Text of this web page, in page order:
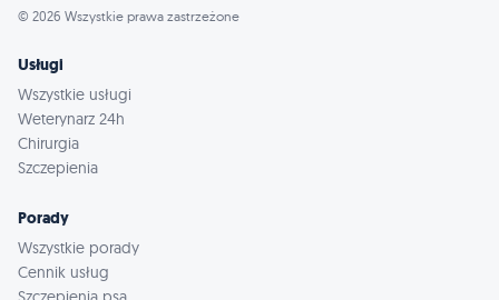
© 2026 Wszystkie prawa zastrzeżone
Usługi
Wszystkie usługi
Weterynarz 24h
Chirurgia
Szczepienia
Porady
Wszystkie porady
Cennik usług